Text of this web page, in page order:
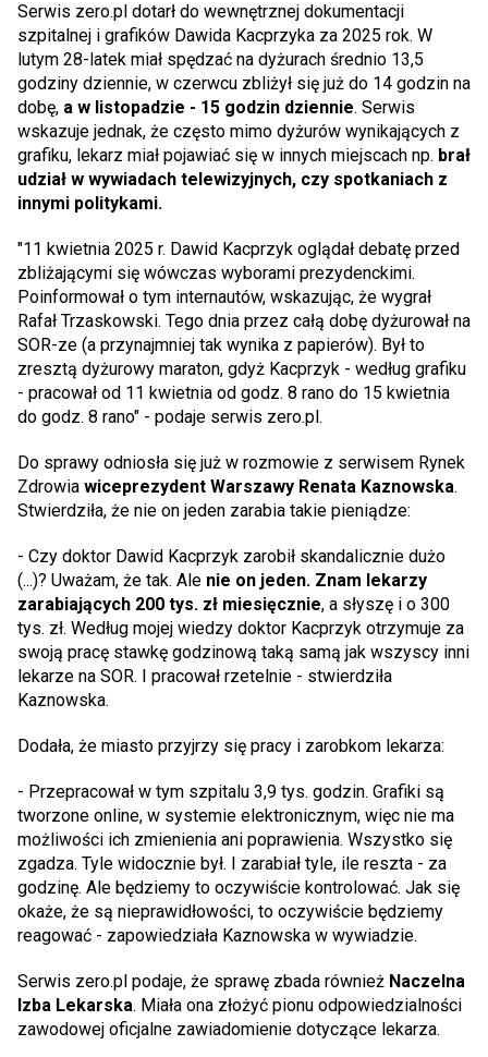
Serwis zero.pl dotarł do wewnętrznej dokumentacji
szpitalnej i grafików Dawida Kacprzyka za 2025 rok. W
lutym 28-latek miał spędzać na dyżurach średnio 13,5
godziny dziennie, w czerwcu zbliżył się już do 14 godzin na
dobę, a w listopadzie - 15 godzin dziennie. Serwis
wskazuje jednak, że często mimo dyżurów wynikających z
grafiku, lekarz miał pojawiać się w innych miejscach np. brał
udział w wywiadach telewizyjnych, czy spotkaniach z
innymi politykami.
"11 kwietnia 2025 r. Dawid Kacprzyk oglądał debatę przed
zbliżającymi się wówczas wyborami prezydenckimi.
Poinformował o tym internautów, wskazując, że wygrał
Rafał Trzaskowski. Tego dnia przez całą dobę dyżurował na
SOR-ze (a przynajmniej tak wynika z papierów). Był to
zresztą dyżurowy maraton, gdyż Kacprzyk - według grafiku
- pracował od 11 kwietnia od godz. 8 rano do 15 kwietnia
do godz. 8 rano" - podaje serwis zero.pl.
Do sprawy odniosła się już w rozmowie z serwisem Rynek
Zdrowia wiceprezydent Warszawy Renata Kaznowska.
Stwierdziła, że nie on jeden zarabia takie pieniądze:
- Czy doktor Dawid Kacprzyk zarobił skandalicznie dużo
(...)? Uważam, że tak. Ale nie on jeden. Znam lekarzy
zarabiających 200 tys. zł miesięcznie, a słyszę i o 300
tys. zł. Według mojej wiedzy doktor Kacprzyk otrzymuje za
swoją pracę stawkę godzinową taką samą jak wszyscy inni
lekarze na SOR. I pracował rzetelnie - stwierdziła
Kaznowska.
Dodała, że miasto przyjrzy się pracy i zarobkom lekarza:
- Przepracował w tym szpitalu 3,9 tys. godzin. Grafiki są
tworzone online, w systemie elektronicznym, więc nie ma
możliwości ich zmienienia ani poprawienia. Wszystko się
zgadza. Tyle widocznie był. I zarabiał tyle, ile reszta - za
godzinę. Ale będziemy to oczywiście kontrolować. Jak się
okaże, że są nieprawidłowości, to oczywiście będziemy
reagować - zapowiedziała Kaznowska w wywiadzie.
Serwis zero.pl podaje, że sprawę zbada również Naczelna
Izba Lekarska. Miała ona złożyć pionu odpowiedzialności
zawodowej oficjalne zawiadomienie dotyczące lekarza.